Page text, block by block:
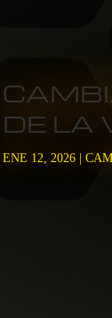
DE LA
ENE 12, 2026 |